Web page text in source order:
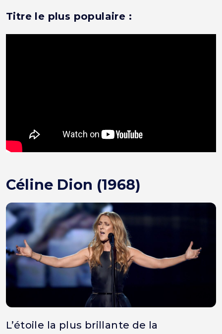
Titre le plus populaire :
Céline Dion (1968)
L’étoile la plus brillante de la